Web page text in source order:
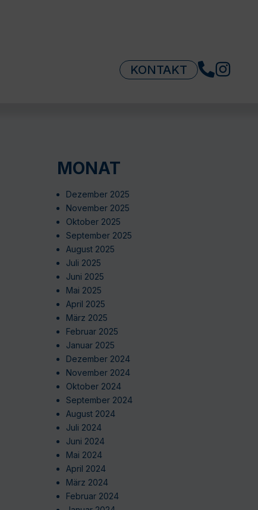
KONTAKT
MONAT
Dezember 2025
November 2025
Oktober 2025
September 2025
August 2025
Juli 2025
Juni 2025
Mai 2025
April 2025
März 2025
Februar 2025
Januar 2025
Dezember 2024
November 2024
Oktober 2024
September 2024
August 2024
Juli 2024
Juni 2024
Mai 2024
April 2024
März 2024
Februar 2024